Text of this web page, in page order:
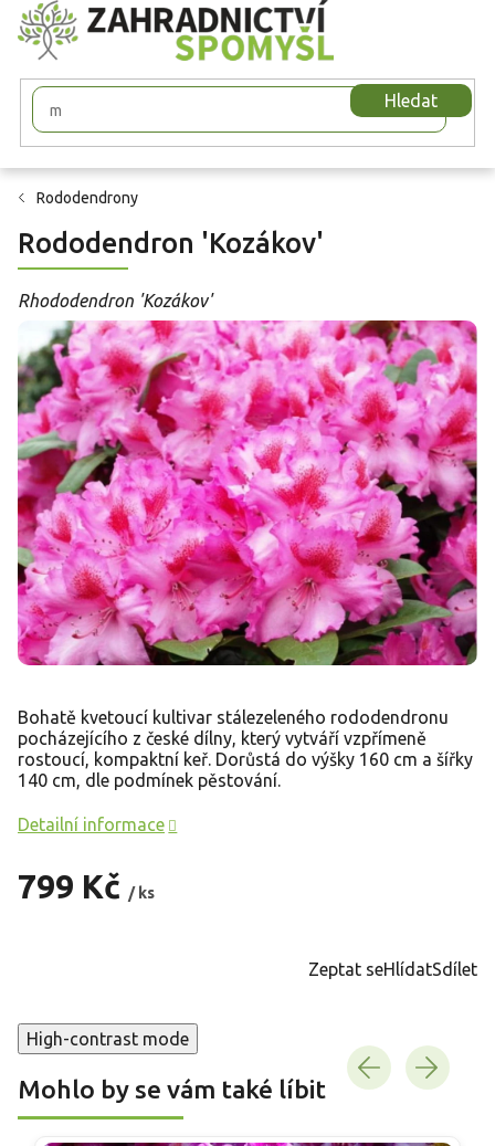
Přejít
na
obsah
Hledat
Rododendrony
Rododendron 'Kozákov'
Rhododendron 'Kozákov'
799 Kč / ks
Bohatě kvetoucí kultivar stálezeleného rododendronu
pocházejícího z české dílny, který vytváří vzpřímeně
rostoucí, kompaktní keř. Dorůstá do výšky 160 cm a šířky
140 cm, dle podmínek pěstování.
Detailní informace
Zeptat seHlídatSdílet
High-contrast mode
Mohlo by se vám také líbit